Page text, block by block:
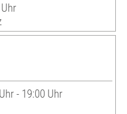
- 19:00 Uhr